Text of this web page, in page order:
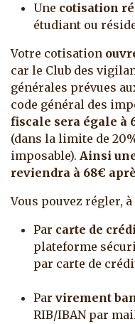
Une cotisation
étudiant ou
Votre cotisation
car le Club des
générales prévues
code général des
fiscale sera égale à
(dans la limite de
imposable). Ainsi
reviendra à 68€
Vous pouvez régler,
Par carte de
plateforme
par carte de
Par virement
RIB/IBAN par